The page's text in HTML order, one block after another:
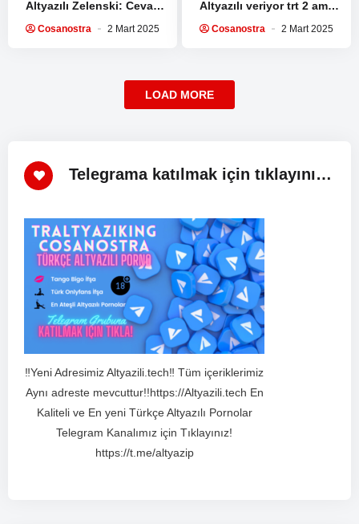
Altyazılı Zelenski: Cevap
Hayır, yeterince konuştun.
Cosanostra 2 Mart 2025
Altyazılı veriyor trt 2 ama
çoğu sahneyi…
Cosanostra 2 Mart 2025
LOAD MORE
Telegrama katılmak için tıklayınız!
‼️Yeni Adresimiz Altyazili.tech‼️ Tüm içeriklerimiz
Aynı adreste mevcuttur!!https://Altyazili.tech En
Kaliteli ve En yeni Türkçe Altyazılı Pornolar
Telegram Kanalımız için Tıklayınız!
https://t.me/altyazip